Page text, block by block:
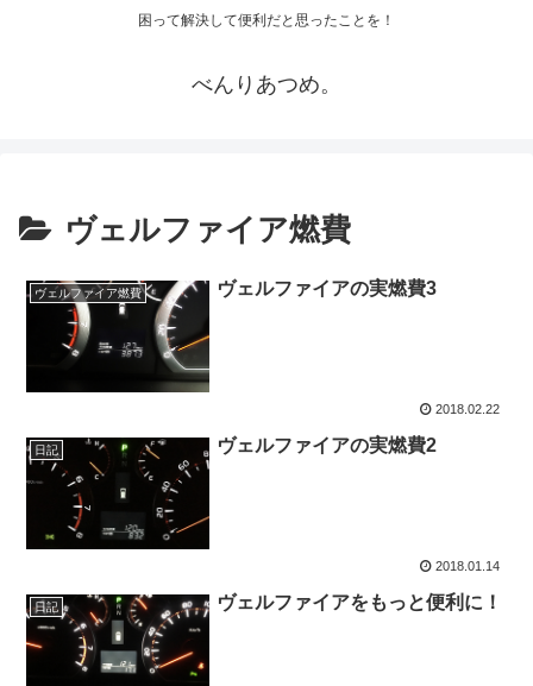
困って解決して便利だと思ったことを！
べんりあつめ。
ヴェルファイア燃費
ヴェルファイア燃費 ヴェルファイアの実燃費3
2018.02.22
日記 ヴェルファイアの実燃費2
2018.01.14
日記 ヴェルファイアをもっと便利に！